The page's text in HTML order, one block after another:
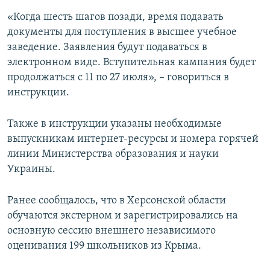
«Когда шесть шагов позади, время подавать
документы для поступления в высшее учебное
заведение. Заявления будут подаваться в
электронном виде. Вступительная кампания будет
продолжаться с 11 по 27 июля», – говориться в
инструкции.
Также в инструкции указаны необходимые
выпускникам интернет-ресурсы и номера горячей
линии Министерства образования и науки
Украины.
Ранее сообщалось, что в Херсонской области
обучаются экстерном и зарегистрировались на
основную сессию внешнего независимого
оценивания 199 школьников из Крыма.